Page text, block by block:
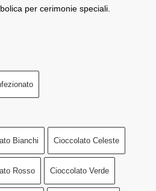
per cerimonie speciali.
Bianchi Cioccolato Celeste
Rosso Cioccolato Verde